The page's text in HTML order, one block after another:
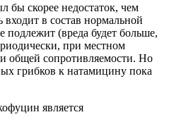
бы скорее недостаток, чем
входит в состав нормальной
(вреда будет больше,
при местном
общей сопротивляемости. Но
грибков к натамицину пока
является